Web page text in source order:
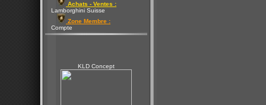
Achats - Ventes :
Lamborghini Suisse
Zone Membre :
Compte
KLD Concept